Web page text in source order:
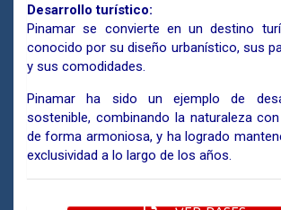
Desarrollo turístico:
Pinamar se convierte en un destino
conocido por su diseño urbanístico, sus
y sus comodidades.
Pinamar ha sido un ejemplo de
sostenible, combinando la naturaleza
de forma armoniosa, y ha logrado
exclusividad a lo largo de los años.